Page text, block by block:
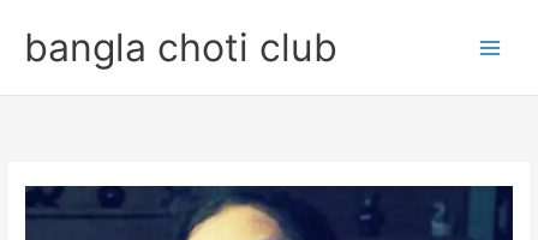
contentbangla choti club